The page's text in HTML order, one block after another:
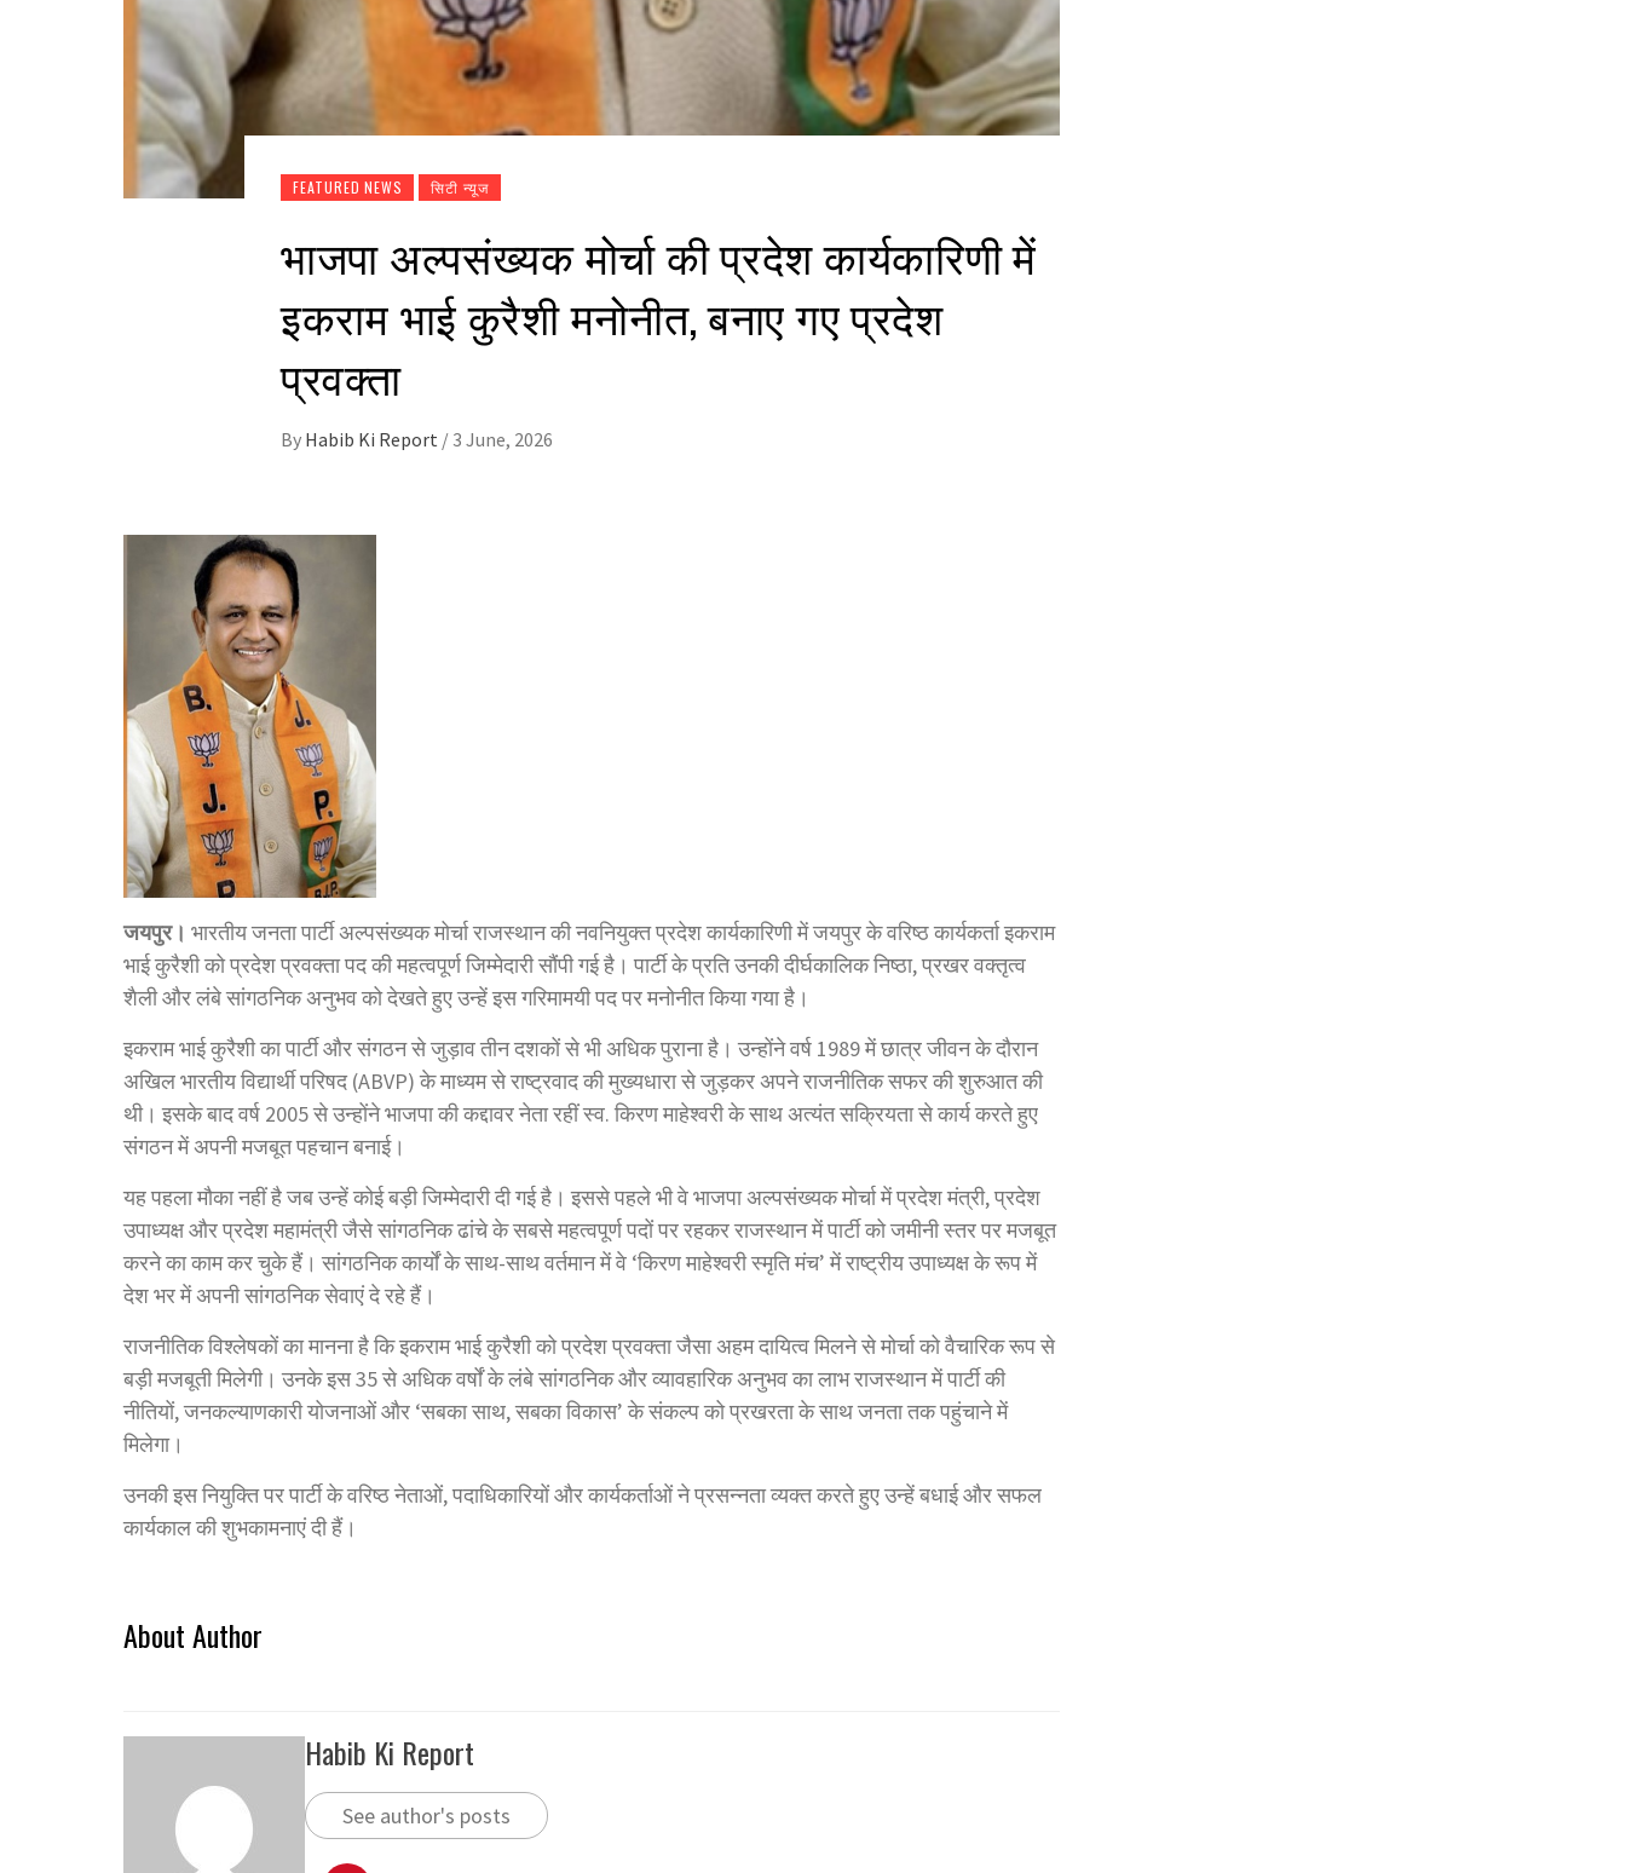
FEATURED NEWS सिटी न्यूज
भाजपा अल्पसंख्यक मोर्चा की प्रदेश कार्यकारिणी में
इकराम भाई कुरैशी मनोनीत, बनाए गए प्रदेश
प्रवक्ता
By Habib Ki Report / 3 June, 2026
जयपुर। भारतीय जनता पार्टी अल्पसंख्यक मोर्चा राजस्थान की नवनियुक्त प्रदेश कार्यकारिणी में जयपुर के वरिष्ठ कार्यकर्ता इकराम
भाई कुरैशी को प्रदेश प्रवक्ता पद की महत्वपूर्ण जिम्मेदारी सौंपी गई है। पार्टी के प्रति उनकी दीर्घकालिक निष्ठा, प्रखर वक्तृत्व
शैली और लंबे सांगठनिक अनुभव को देखते हुए उन्हें इस गरिमामयी पद पर मनोनीत किया गया है।
इकराम भाई कुरैशी का पार्टी और संगठन से जुड़ाव तीन दशकों से भी अधिक पुराना है। उन्होंने वर्ष 1989 में छात्र जीवन के दौरान
अखिल भारतीय विद्यार्थी परिषद (ABVP) के माध्यम से राष्ट्रवाद की मुख्यधारा से जुड़कर अपने राजनीतिक सफर की शुरुआत की
थी। इसके बाद वर्ष 2005 से उन्होंने भाजपा की कद्दावर नेता रहीं स्व. किरण माहेश्वरी के साथ अत्यंत सक्रियता से कार्य करते हुए
संगठन में अपनी मजबूत पहचान बनाई।
यह पहला मौका नहीं है जब उन्हें कोई बड़ी जिम्मेदारी दी गई है। इससे पहले भी वे भाजपा अल्पसंख्यक मोर्चा में प्रदेश मंत्री, प्रदेश
उपाध्यक्ष और प्रदेश महामंत्री जैसे सांगठनिक ढांचे के सबसे महत्वपूर्ण पदों पर रहकर राजस्थान में पार्टी को जमीनी स्तर पर मजबूत
करने का काम कर चुके हैं। सांगठनिक कार्यों के साथ-साथ वर्तमान में वे ‘किरण माहेश्वरी स्मृति मंच’ में राष्ट्रीय उपाध्यक्ष के रूप में
देश भर में अपनी सांगठनिक सेवाएं दे रहे हैं।
राजनीतिक विश्लेषकों का मानना है कि इकराम भाई कुरैशी को प्रदेश प्रवक्ता जैसा अहम दायित्व मिलने से मोर्चा को वैचारिक रूप से
बड़ी मजबूती मिलेगी। उनके इस 35 से अधिक वर्षों के लंबे सांगठनिक और व्यावहारिक अनुभव का लाभ राजस्थान में पार्टी की
नीतियों, जनकल्याणकारी योजनाओं और ‘सबका साथ, सबका विकास’ के संकल्प को प्रखरता के साथ जनता तक पहुंचाने में
मिलेगा।
उनकी इस नियुक्ति पर पार्टी के वरिष्ठ नेताओं, पदाधिकारियों और कार्यकर्ताओं ने प्रसन्नता व्यक्त करते हुए उन्हें बधाई और सफल
कार्यकाल की शुभकामनाएं दी हैं।
About Author
Habib Ki Report
See author's posts